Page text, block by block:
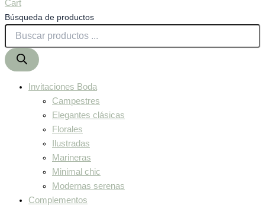
Cart
Búsqueda de productos
Invitaciones Boda
Campestres
Elegantes clásicas
Florales
Ilustradas
Marineras
Minimal chic
Modernas serenas
Complementos